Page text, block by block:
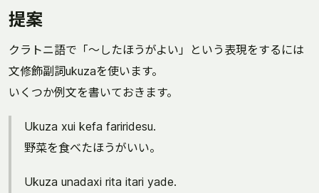
提案
クラトニ語で「〜したほうがよい」という表現をするには
文修飾副詞ukuzaを使います。
いくつか例文を書いておきます。
Ukuza xui kefa fariridesu.
野菜を食べたほうがいい。
Ukuza unadaxi rita itari yade.